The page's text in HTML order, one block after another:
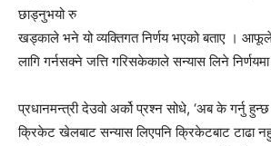
छाड्नुभयो रु
खड्काले भने यो व्यक्तिगत निर्णय भएको बताए । आफूले
लागि गर्नसक्ने जत्ति गरिसकेकाले सन्यास लिने
प्रधानमन्त्री देउवो अर्को प्रश्न सोधे, ‘अब के गर्नु हुन्छ
क्रिकेट खेलबाट सन्यास लिएपनि क्रिकेटबाट टाढा